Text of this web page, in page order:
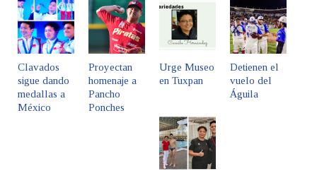
Clavados
sigue dando
medallas a
México
Proyectan
homenaje a
Pancho
Ponches
Urge Museo
en Tuxpan
Detienen el
vuelo del
Águila